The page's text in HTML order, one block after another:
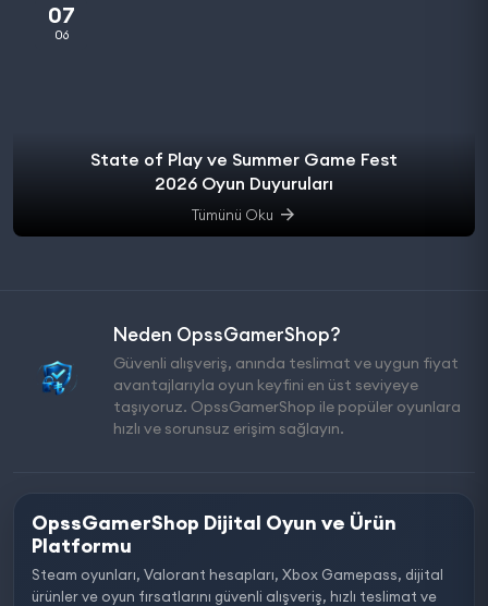
07
06
State of Play ve Summer Game Fest
2026 Oyun Duyuruları
Tümünü Oku
Neden OpssGamerShop?
Güvenli alışveriş, anında teslimat ve uygun fiyat
avantajlarıyla oyun keyfini en üst seviyeye
taşıyoruz. OpssGamerShop ile popüler oyunlara
hızlı ve sorunsuz erişim sağlayın.
OpssGamerShop Dijital Oyun ve Ürün
Platformu
Steam oyunları, Valorant hesapları, Xbox Gamepass, dijital
ürünler ve oyun fırsatlarını güvenli alışveriş, hızlı teslimat ve